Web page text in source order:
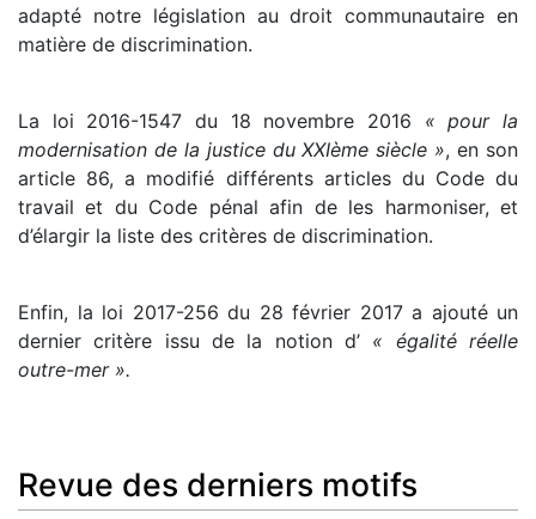
adapté notre législation au droit communautaire en
matière de discrimination.
La loi 2016-1547 du 18 novembre 2016 « pour la
modernisation de la justice du XXIème siècle », en son
article 86, a modifié différents articles du Code du
travail et du Code pénal afin de les harmoniser, et
d’élargir la liste des critères de discrimination.
Enfin, la loi 2017-256 du 28 février 2017 a ajouté un
dernier critère issu de la notion d’ « égalité réelle
outre-mer ».
Revue des derniers motifs